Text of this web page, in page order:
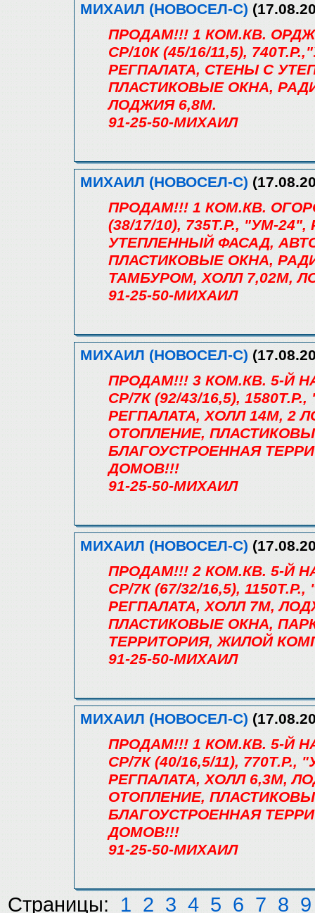
МИХАИЛ (НОВОСЕЛ-С)
ПРОДАМ!!! 1 КОМ.КВ.
СР/10К (45/16/11,5),
РЕГПАЛАТА, СТЕНЫ С
ПЛАСТИКОВЫЕ ОКНА,
ЛОДЖИЯ 6,8М.
91-25-50-МИХАИЛ
МИХАИЛ (НОВОСЕЛ-С)
ПРОДАМ!!! 1 КОМ.КВ.
(38/17/10), 735Т.Р., "УМ-
УТЕПЛЕННЫЙ ФАСАД,
ПЛАСТИКОВЫЕ ОКНА,
ТАМБУРОМ, ХОЛЛ 7,02М,
91-25-50-МИХАИЛ
МИХАИЛ (НОВОСЕЛ-С)
ПРОДАМ!!! 3 КОМ.КВ. 5-Й
СР/7К (92/43/16,5),
РЕГПАЛАТА, ХОЛЛ 14М, 2
ОТОПЛЕНИЕ,
БЛАГОУСТРОЕННАЯ
ДОМОВ!!!
91-25-50-МИХАИЛ
МИХАИЛ (НОВОСЕЛ-С)
ПРОДАМ!!! 2 КОМ.КВ. 5-Й
СР/7К (67/32/16,5),
РЕГПАЛАТА, ХОЛЛ 7М,
ПЛАСТИКОВЫЕ ОКНА,
ТЕРРИТОРИЯ, ЖИЛОЙ
91-25-50-МИХАИЛ
МИХАИЛ (НОВОСЕЛ-С)
ПРОДАМ!!! 1 КОМ.КВ. 5-Й
СР/7К (40/16,5/11), 770Т.Р.,
РЕГПАЛАТА, ХОЛЛ 6,3М,
ОТОПЛЕНИЕ,
БЛАГОУСТРОЕННАЯ
ДОМОВ!!!
91-25-50-МИХАИЛ
Страницы: 1 2 3 4 5 6 7 8 9